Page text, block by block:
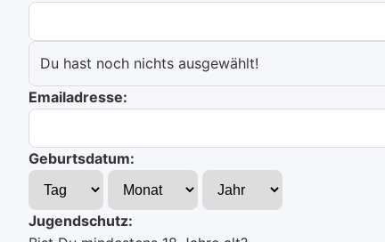
Du hast noch nichts ausgewählt!
Emailadresse:
Geburtsdatum:
Jugendschutz: